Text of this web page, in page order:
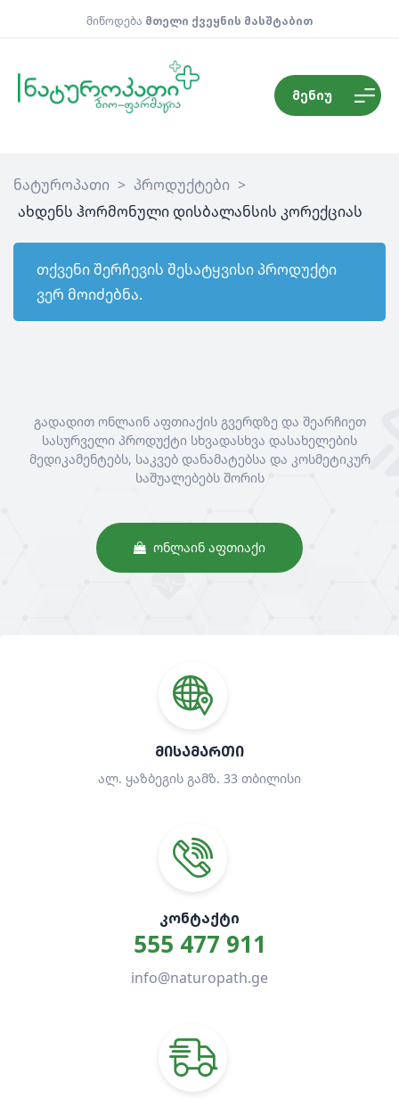
მიწოდება მთელი ქვეყნის მასშტაბით
მენიუ
ნატუროპათი > პროდუქტები >
ახდენს ჰორმონული დისბალანსის კორექციას
თქვენი შერჩევის შესატყვისი პროდუქტი
ვერ მოიძებნა.
გადადით ონლაინ აფთიაქის გვერდზე და შეარჩიეთ
სასურველი პროდუქტი სხვადასხვა დასახელების
მედიკამენტებს, საკვებ დანამატებსა და კოსმეტიკურ
საშუალებებს შორის
ᲝᲜᲚᲐᲘᲜ ᲐᲤᲗᲘᲐᲥᲘ
ᲛᲘᲡᲐᲛᲐᲠᲗᲘ
ალ. ყაზბეგის გამზ. 33 თბილისი
ᲙᲝᲜᲢᲐᲥᲢᲘ
555 477 911
info@naturopath.ge